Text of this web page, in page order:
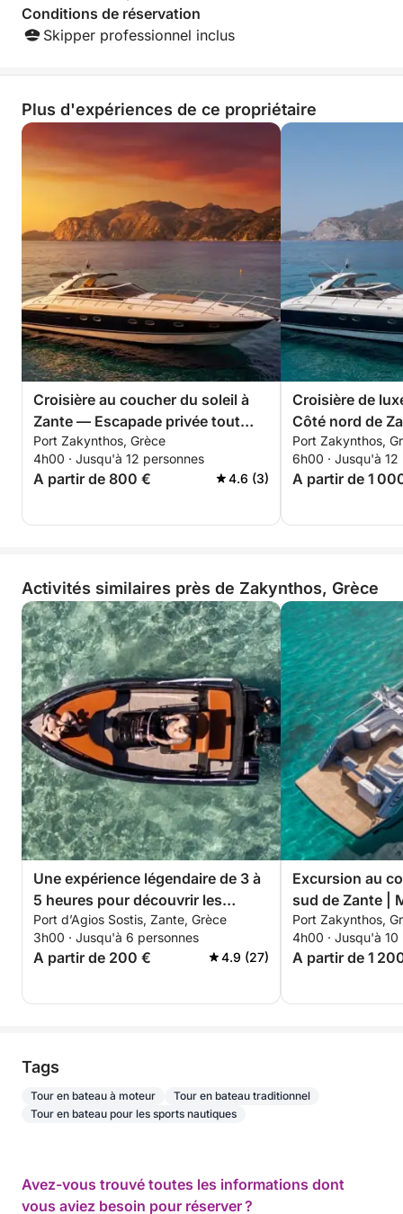
Conditions de réservation
Skipper professionnel inclus
Plus d'expériences de ce propriétaire
Croisière au coucher du soleil à
Zante — Escapade privée tout
compris de 4 heures
Port Zakynthos, Grèce
4h00 · Jusqu'à 12 personnes
A partir de 800 € 4.6 (3)
Croisière de
Côté nord de
Port Zakynthos,
6h00 · Jusqu'à 12
A partir de 1
Activités similaires près de Zakynthos, Grèce
Une expérience légendaire de 3 à
5 heures pour découvrir les
plages de Zakynthos en bateau à
moteur
Port d’Agios Sostis, Zante, Grèce
3h00 · Jusqu'à 6 personnes
A partir de 200 € 4.9 (27)
Excursion au
sud de Zante |
Port Zakynthos,
4h00 · Jusqu'à 10
A partir de 1
Tags
Tour en bateau à moteur
Tour en bateau traditionnel
Tour en bateau pour les sports nautiques
Avez-vous trouvé toutes les informations dont
vous aviez besoin pour réserver ?